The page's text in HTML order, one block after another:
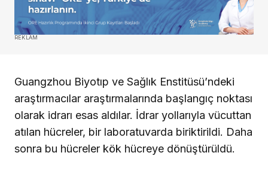
REKLAM
Guangzhou Biyotıp ve Sağlık Enstitüsü’ndeki
araştırmacılar araştırmalarında başlangıç noktası
olarak idrarı esas aldılar. İdrar yollarıyla vücuttan
atılan hücreler, bir laboratuvarda biriktirildi. Daha
sonra bu hücreler kök hücreye dönüştürüldü.